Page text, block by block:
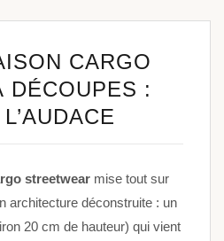
CARGO
DÉCOUPES :
streetwear mise tout sur
architecture déconstruite : un
20 cm de hauteur) qui vient